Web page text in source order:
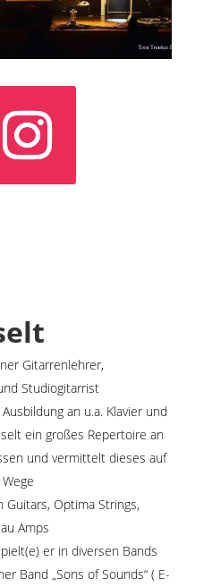
Gitarrenlehrer,
Studiogitarrist
an u.a. Klavier und
ein großes Repertoire an
und vermittelt dieses auf
Guitars, Optima Strings,
Amps
er in diversen Bands
Band „Sons of Sounds“ ( E-